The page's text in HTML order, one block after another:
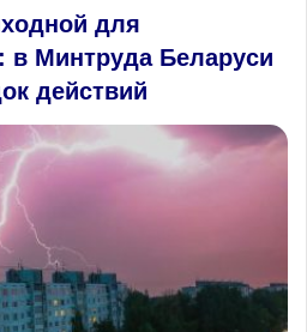
для
в Минтруда Беларуси
действий